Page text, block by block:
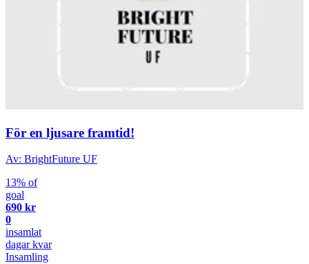
För en ljusare framtid!
Av: BrightFuture UF
13% of
goal
690 kr
0
insamlat
dagar kvar
Insamling